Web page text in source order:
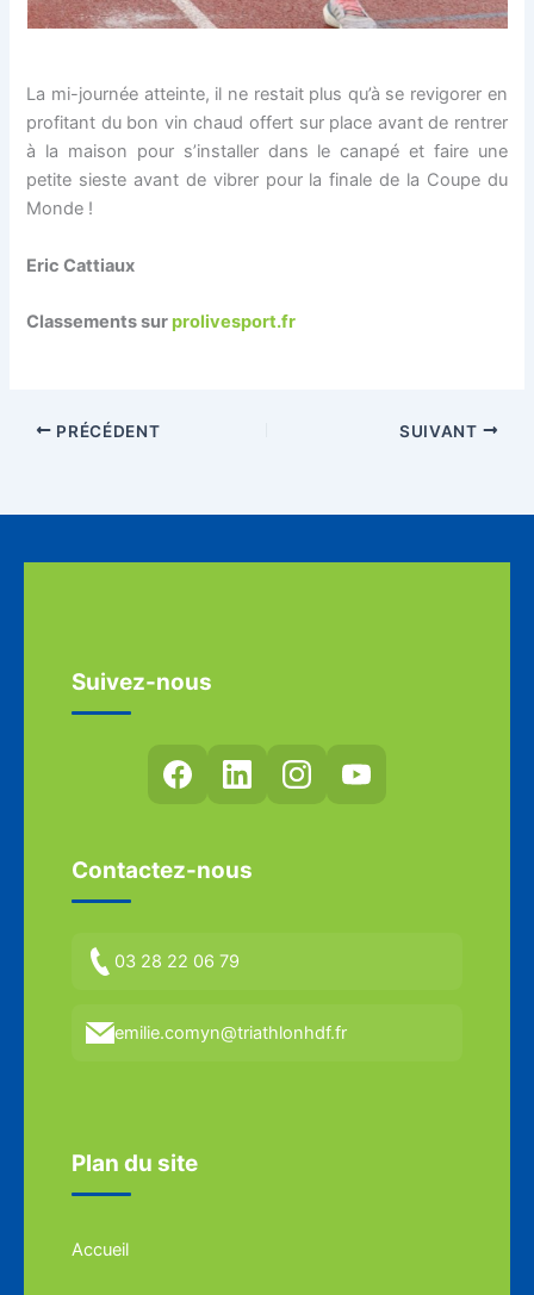
La mi-journée atteinte, il ne restait plus qu’à se revigorer en
profitant du bon vin chaud offert sur place avant de rentrer
à la maison pour s’installer dans le canapé et faire une
petite sieste avant de vibrer pour la finale de la Coupe du
Monde !
Eric Cattiaux
Classements surprolivesport.fr
PRÉCÉDENT SUIVANT
Suivez-nous
Contactez-nous
03 28 22 06 79
emilie.comyn@triathlonhdf.fr
Plan du site
Accueil